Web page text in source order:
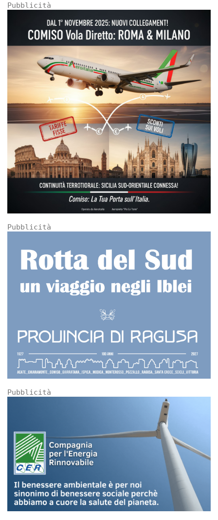
Pubblicità
Pubblicità
Pubblicità